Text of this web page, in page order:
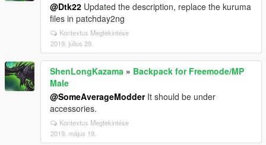
@Dtk22 Updated the description, replace the kuruma
files in patchday2ng
Kontextus Megtekintése
2019. július 29.
ShenLongKazama » Backpack for Freemode/MP
Male
@SomeAverageModderIt should be under
accessories.
Kontextus Megtekintése
2019. május 19.